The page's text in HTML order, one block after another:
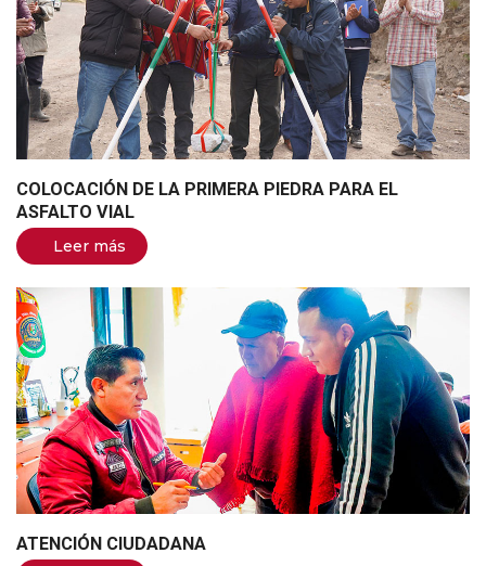
COLOCACIÓN DE LA PRIMERA PIEDRA PARA EL
ASFALTO VIAL
Leer más
ATENCIÓN CIUDADANA